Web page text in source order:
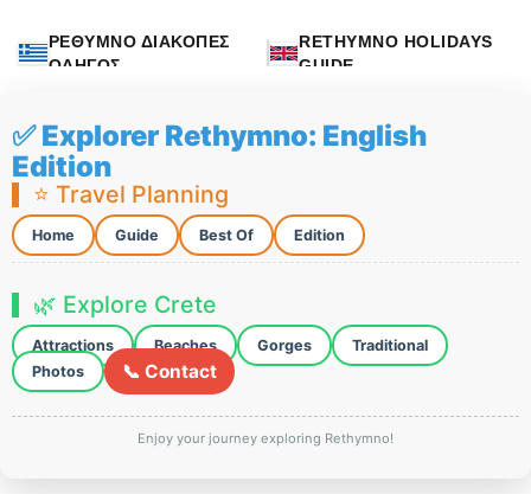
ΡΕΘΥΜΝΟ ΔΙΑΚΟΠΕΣ
ΟΔΗΓΟΣ
RETHYMNO HOLIDAYS
GUIDE
✅ Explorer Rethymno: English
Edition
⭐ Travel Planning
Home Guide Best Of Edition
🌿 Explore Crete
Attractions Beaches Gorges
Traditional
Photos
📞 Contact
Enjoy your journey exploring Rethymno!